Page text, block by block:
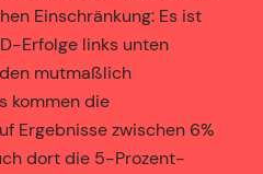
Einschränkung: Es ist
Erfolge links unten
mutmaßlich
kommen die
Ergebnisse zwischen 6%
dort die 5-Prozent-